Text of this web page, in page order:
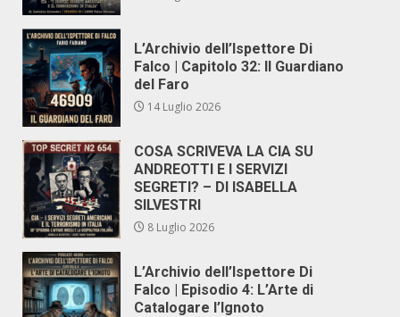
L’Archivio dell’Ispettore Di
Falco | Capitolo 32: Il Guardiano
del Faro
14 Luglio 2026
COSA SCRIVEVA LA CIA SU
ANDREOTTI E I SERVIZI
SEGRETI? – DI ISABELLA
SILVESTRI
8 Luglio 2026
L’Archivio dell’Ispettore Di
Falco | Episodio 4: L’Arte di
Catalogare l’Ignoto